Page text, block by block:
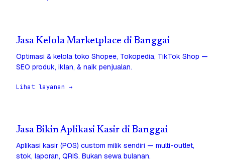
Jasa Kelola Marketplace di Banggai
Optimasi & kelola toko Shopee, Tokopedia, TikTok Shop —
SEO produk, iklan, & naik penjualan.
Lihat layanan →
Jasa Bikin Aplikasi Kasir di Banggai
Aplikasi kasir (POS) custom milik sendiri — multi-outlet,
stok, laporan, QRIS. Bukan sewa bulanan.